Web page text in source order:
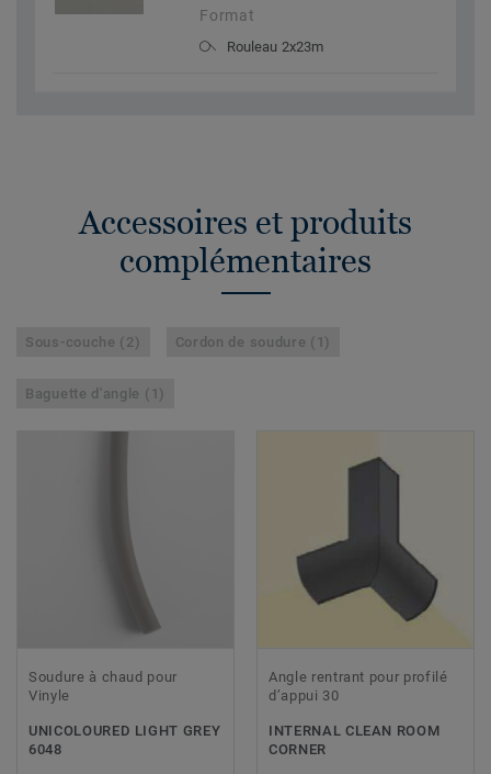
Format
Rouleau 2x23m
Accessoires et produits
complémentaires
Sous-couche (2) Cordon de soudure (1)
Baguette d'angle (1)
Soudure à chaud pour
Vinyle
UNICOLOURED LIGHT GREY
6048
Angle rentrant pour profilé
d’appui 30
INTERNAL CLEAN ROOM
CORNER